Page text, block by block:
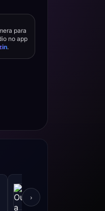
para
no app
.
FM
São Paulo, SP
›